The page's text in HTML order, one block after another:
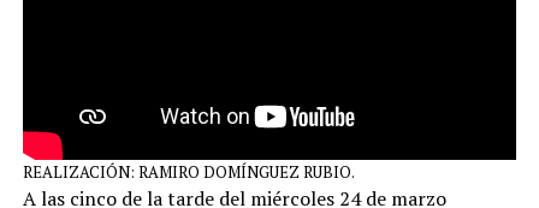
REALIZACIÓN: RAMIRO DOMÍNGUEZ RUBIO.
A las cinco de la tarde del miércoles 24 de marzo